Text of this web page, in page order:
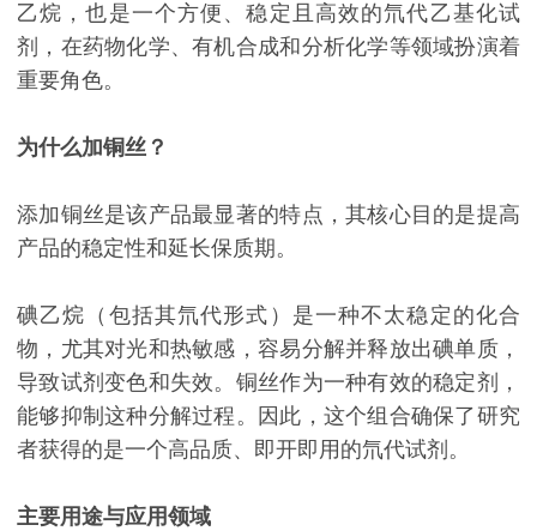
乙烷，也是一个方便、稳定且高效的氘代乙基化试
剂，在药物化学、有机合成和分析化学等领域扮演着
重要角色。
为什么加铜丝？
添加铜丝是该产品最显著的特点，其核心目的是提高
产品的稳定性和延长保质期。
碘乙烷（包括其氘代形式）是一种不太稳定的化合
物，尤其对光和热敏感，容易分解并释放出碘单质，
导致试剂变色和失效。铜丝作为一种有效的稳定剂，
能够抑制这种分解过程。因此，这个组合确保了研究
者获得的是一个高品质、即开即用的氘代试剂。
主要用途与应用领域